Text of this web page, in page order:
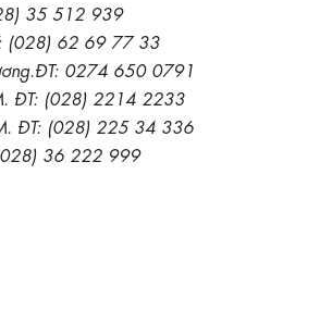
35 512 939
(028) 62 69 77 33
0274 650 0791
ĐT: (028) 2214 2233
ĐT: (028) 225 34 336
(028) 36 222 999